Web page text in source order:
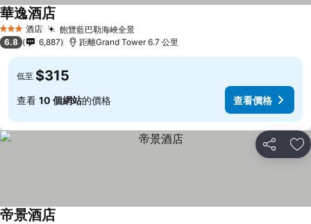
3 星級 酒店 飽覽藍巴勒海峽全景
華逸酒店
6.8 6,887 距離Grand Tower 6.7 公里
低至 $315
查看 10 個網站的價格 查看價格
分享 放
帝景酒店